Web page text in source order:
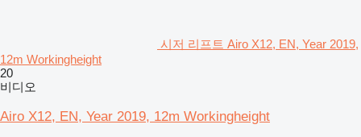
시저 리프트 Airo X12, EN, Year 2019,
12m Workingheight
20
비디오
Airo X12, EN, Year 2019, 12m Workingheight